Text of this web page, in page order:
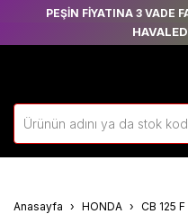
PEŞİN FİYATINA 3 VADE
Anasayfa HONDA CB 125 F